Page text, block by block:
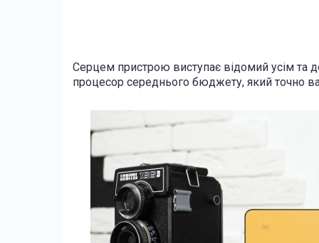
Серцем пристрою виступає відомий усім та
процесор середнього бюджету, який точно